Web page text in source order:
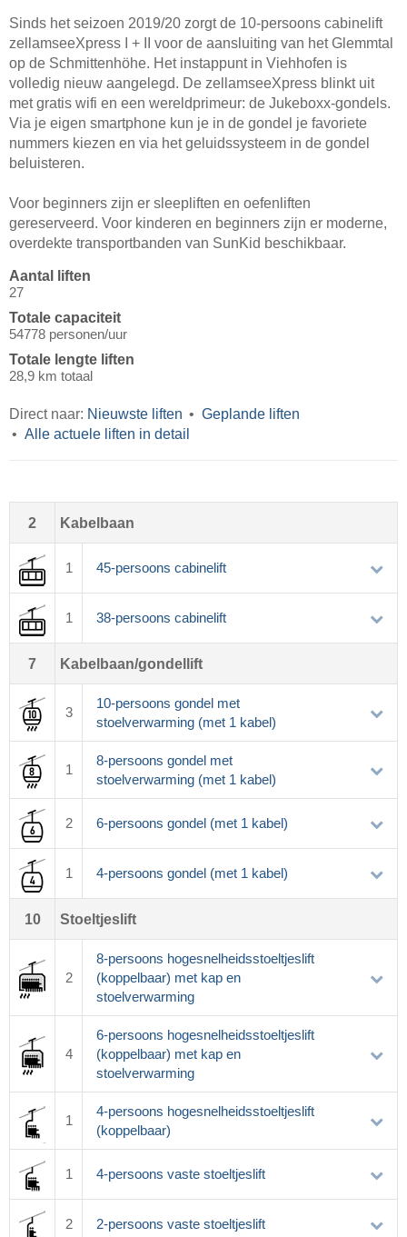
Sinds het seizoen 2019/20 zorgt de 10-persoons cabinelift
zellamseeXpress I + II voor de aansluiting van het Glemmtal
op de Schmittenhöhe. Het instappunt in Viehhofen is
volledig nieuw aangelegd. De zellamseeXpress blinkt uit
met gratis wifi en een wereldprimeur: de Jukeboxx-gondels.
Via je eigen smartphone kun je in de gondel je favoriete
nummers kiezen en via het geluidssysteem in de gondel
beluisteren.
Voor beginners zijn er sleepliften en oefenliften
gereserveerd. Voor kinderen en beginners zijn er moderne,
overdekte transportbanden van SunKid beschikbaar.
Aantal liften
27
Totale capaciteit
54778 personen/uur
Totale lengte liften
28,9 km totaal
Direct naar: Nieuwste liften
Geplande liften
Alle actuele liften in detail
2 Kabelbaan
1 45-persoons cabinelift
1 38-persoons cabinelift
7 Kabelbaan/gondellift
3
10-persoons gondel met
stoelverwarming (met 1 kabel)
1
8-persoons gondel met
stoelverwarming (met 1 kabel)
2 6-persoons gondel (met 1 kabel)
1 4-persoons gondel (met 1 kabel)
10 Stoeltjeslift
2
8-persoons hogesnelheidsstoeltjeslift
(koppelbaar) met kap en
stoelverwarming
4
6-persoons hogesnelheidsstoeltjeslift
(koppelbaar) met kap en
stoelverwarming
1
4-persoons hogesnelheidsstoeltjeslift
(koppelbaar)
1 4-persoons vaste stoeltjeslift
2 2-persoons vaste stoeltjeslift